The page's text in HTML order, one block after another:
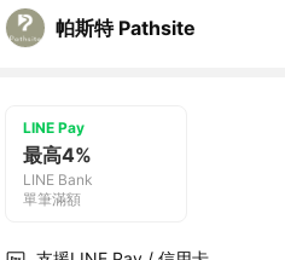
帕斯特 Pathsite
LINE Pay
最高4%
LINE Bank
單筆滿額